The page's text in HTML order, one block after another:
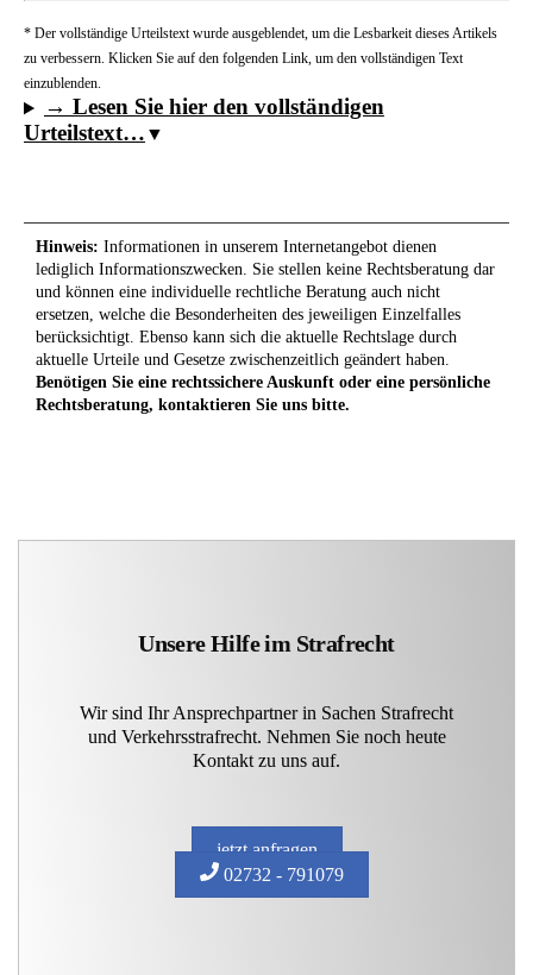
* Der vollständige Urteilstext wurde ausgeblendet, um die Lesbarkeit dieses Artikels
zu verbessern. Klicken Sie auf den folgenden Link, um den vollständigen Text
einzublenden.
→ Lesen Sie hier den vollständigen
Urteilstext…
Hinweis: Informationen in unserem Internetangebot dienen
lediglich Informationszwecken. Sie stellen keine Rechtsberatung dar
und können eine individuelle rechtliche Beratung auch nicht
ersetzen, welche die Besonderheiten des jeweiligen Einzelfalles
berücksichtigt. Ebenso kann sich die aktuelle Rechtslage durch
aktuelle Urteile und Gesetze zwischenzeitlich geändert haben.
Benötigen Sie eine rechtssichere Auskunft oder eine persönliche
Rechtsberatung, kontaktieren Sie uns bitte.
Unsere Hilfe im Strafrecht
Wir sind Ihr Ansprechpartner in Sachen Strafrecht
und Verkehrsstrafrecht. Nehmen Sie noch heute
Kontakt zu uns auf.
jetzt anfragen
02732 - 791079